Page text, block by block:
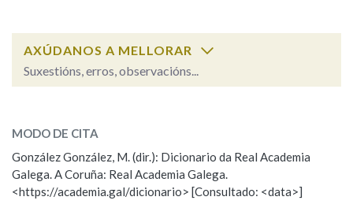
Na fraseoloxía
Marcas gramaticais
AXÚDANOS A MELLORAR
Suxestións, erros, observacións...
ESCOLLE UNHA OPCIÓN:
Observación Hai un erro na palabra
Propoño mellorar a definición
MODO DE CITA
González González, M. (dir.): Dicionario da Real Academia
Galega. A Coruña: Real Academia Galega.
<https://academia.gal/dicionario> [Consultado: <data>]